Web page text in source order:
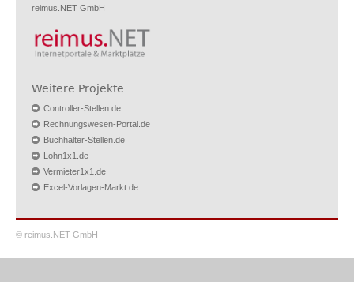
reimus.NET GmbH
Weitere Projekte
Controller-Stellen.de
Rechnungswesen-Portal.de
Buchhalter-Stellen.de
Lohn1x1.de
Vermieter1x1.de
Excel-Vorlagen-Markt.de
© reimus.NET GmbH